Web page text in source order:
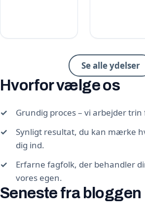
Se alle ydelser
Hvorfor vælge os
Grundig proces – vi arbejder
Synligt resultat, du kan mærke
dig ind.
Erfarne fagfolk, der behandler
vores egen.
Seneste fra bloggen